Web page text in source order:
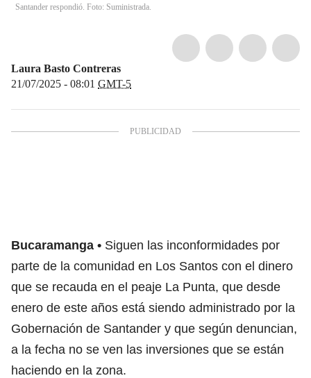
Santander respondió. Foto: Suministrada.
Laura Basto Contreras
21/07/2025 - 08:01 GMT-5
Bucaramanga
Siguen las inconformidades por
parte de la comunidad en Los Santos con el dinero
que se recauda en el peaje La Punta, que desde
enero de este años está siendo administrado por la
Gobernación de Santander y que según denuncian,
a la fecha no se ven las inversiones que se están
haciendo en la zona.